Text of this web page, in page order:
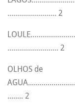
......................... 2
.......................... 2
OLHOS de
........ 2